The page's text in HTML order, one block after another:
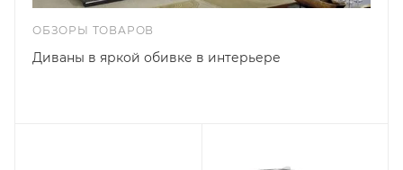
ОБЗОРЫ ТОВАРОВ
Диваны в яркой обивке в интерьере